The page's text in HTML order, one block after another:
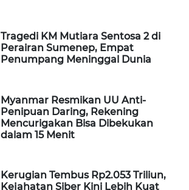
Tragedi KM Mutiara Sentosa 2 di
Perairan Sumenep, Empat
Penumpang Meninggal Dunia
Myanmar Resmikan UU Anti-
Penipuan Daring, Rekening
Mencurigakan Bisa Dibekukan
dalam 15 Menit
Kerugian Tembus Rp2.053 Triliun,
Kejahatan Siber Kini Lebih Kuat